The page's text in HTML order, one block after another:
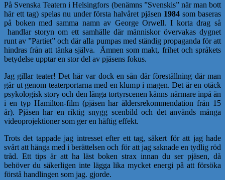
På Svenska Teatern i Helsingfors (benämns ”Svenskis” när man bott
här ett tag) spelas nu under första halvåret pjäsen 1984 som baseras
på boken med samma namn av George Orwell. I korta drag så
handlar storyn om ett samhälle där människor övervakas dygnet
runt av ”Partiet” och där alla pumpas med ständig propaganda för att
hindras från att tänka själva. Ämnen som makt, frihet och språkets
betydelse upptar en stor del av pjäsens fokus.
Jag gillar teater! Det här var dock en sån där föreställning där man
går ut genom teaterportarna med en klump i magen. Det är en otäck
psykologisk story och den långa tortyrscenen känns närmare inpå än
i en typ Hamilton-film (pjäsen har åldersrekommendation från 15
år). Pjäsen har en riktig snygg scenbild och det används många
videoprojektioner som ger en häftig effekt.
Trots det tappade jag intresset efter ett tag, säkert för att jag hade
svårt att hänga med i berättelsen och för att jag saknade en tydlig röd
tråd. Ett tips är att ha läst boken strax innan du ser pjäsen, då
behöver du säkerligen inte lägga lika mycket energi på att försöka
förstå handlingen som jag. gjorde.